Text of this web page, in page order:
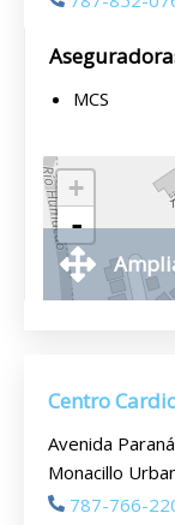
MCS
+
-
Centro
Avenida
Monacillo
787-766-